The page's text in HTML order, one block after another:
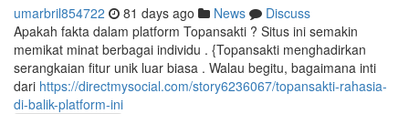
umarbril854722 81 days ago News
Discuss
Apakah fakta dalam platform Topansakti ? Situs ini semakin
memikat minat berbagai individu . {Topansakti menghadirkan
serangkaian fitur unik luar biasa . Walau begitu, bagaimana inti
dari https://directmysocial.com/story6236067/topansakti-rahasia-
di-balik-platform-ini